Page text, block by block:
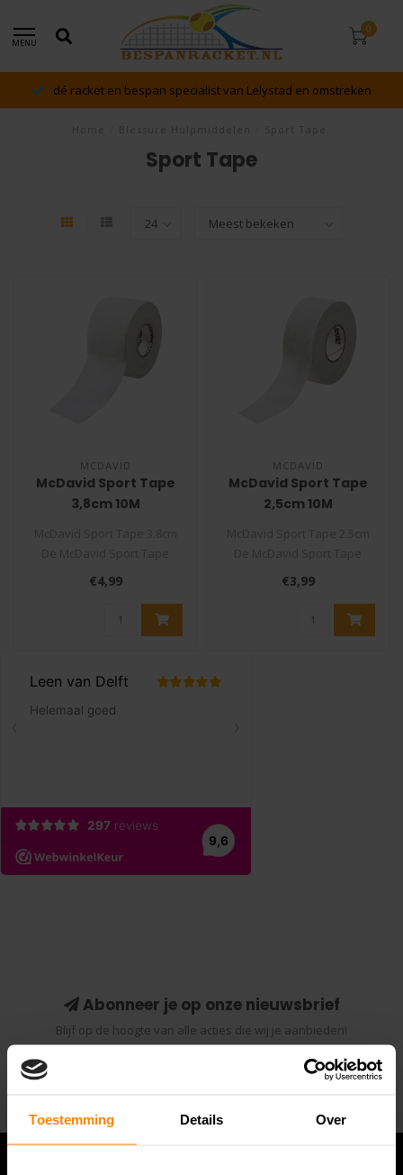
Toestemming Details Over
MENU
0
dé racket en bespan specialist van Lelystad en omstreken
Sport Tape
MCDAVID
McDavid Sport Tape
3,8cm 10M
heeft een goede
kleefkracht, geb..
€4,99
MCDAVID
McDavid Sport Tape
2,5cm 10M
heeft een goede
kleefkracht, geb..
€3,99
Abonneer je op onze nieuwsbrief
Blijf op de hoogte van alle acties die wij je aanbieden!
Abonneer